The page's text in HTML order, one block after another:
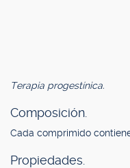
Terapia progestínica.
Composición.
Cada comprimido
Propiedades.